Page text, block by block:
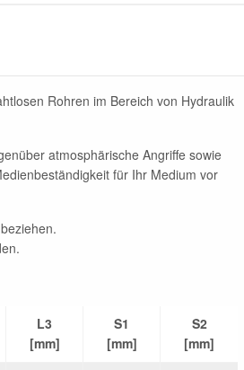
Rohren im Bereich von Hydraulik
atmosphärische Angriffe sowie
für Ihr Medium vor
L3
[mm]
S1
[mm]
S2
[mm]